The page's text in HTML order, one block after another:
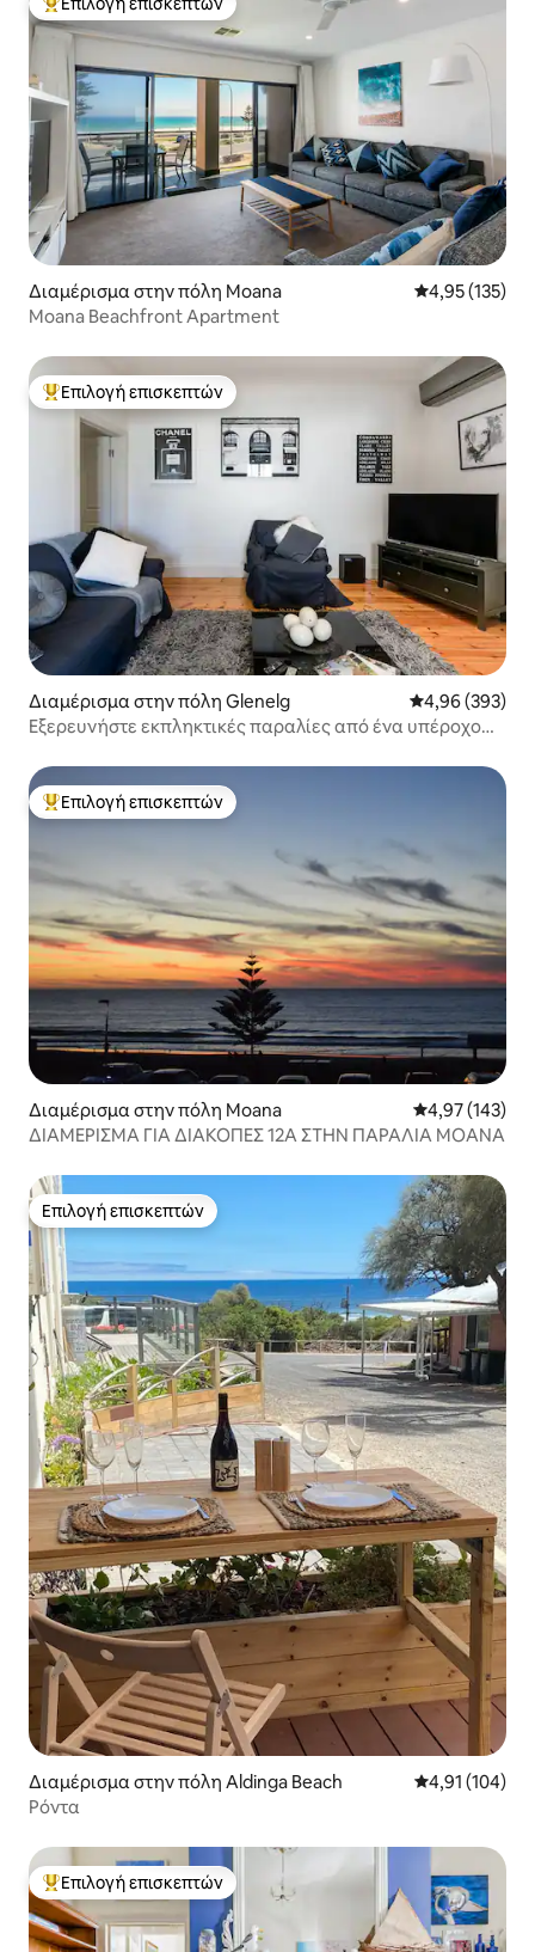
Κορυφαία επιλογή επισκεπτών
Διαμέρισμα στην πόλη Moana Μέση
4,95 (135)
Moana Beachfront Apartment
Κορυφαία επιλογή επισκεπτών
Επιλογή επισκεπτών
Διαμέρισμα στην πόλη Glenelg Μέση
4,96 (393)
Εξερευνήστε εκπληκτικές παραλίες από ένα υπέροχο
Κορυφαία επιλογή επισκεπτών
Επιλογή επισκεπτών
Διαμέρισμα στην πόλη Moana Μέση
4,97 (143)
ΔΙΑΜΕΡΙΣΜΑ ΓΙΑ ΔΙΑΚΟΠΕΣ 12Α ΣΤΗΝ ΠΑΡΑΛΙΑ MOANA
Επιλογή επισκεπτών
Επιλογή επισκεπτών
Διαμέρισμα στην πόλη Aldinga Beach Μέση
4,91 (104)
Ρόντα
Κορυφαία επιλογή επισκεπτών
Επιλογή επισκεπτών